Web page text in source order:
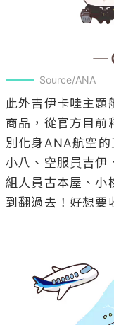
Source/ANA
此外吉伊卡哇主題
商品，從官方目前
別化身ANA航空
小八、空服員吉伊
組人員古本屋、小
到翻過去！好想要